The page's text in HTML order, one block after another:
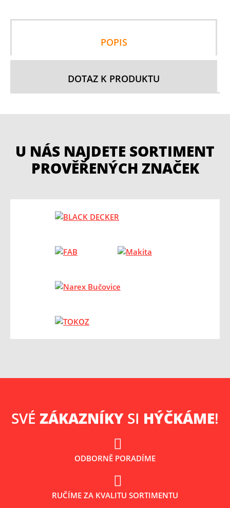
POPIS
DOTAZ K PRODUKTU
U NÁS NAJDETE SORTIMENT
PROVĚŘENÝCH ZNAČEK
SVÉ ZÁKAZNÍKY SI HÝČKÁME!
ODBORNĚ PORADÍME
RUČÍME ZA KVALITU SORTIMENTU